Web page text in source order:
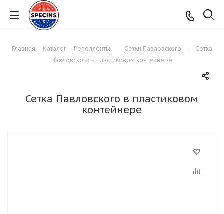
Главная - Каталог - Репелленты - Сетки Павловского - Сетка
Павловского в пластиковом контейнере
Сетка Павловского в пластиковом
контейнере